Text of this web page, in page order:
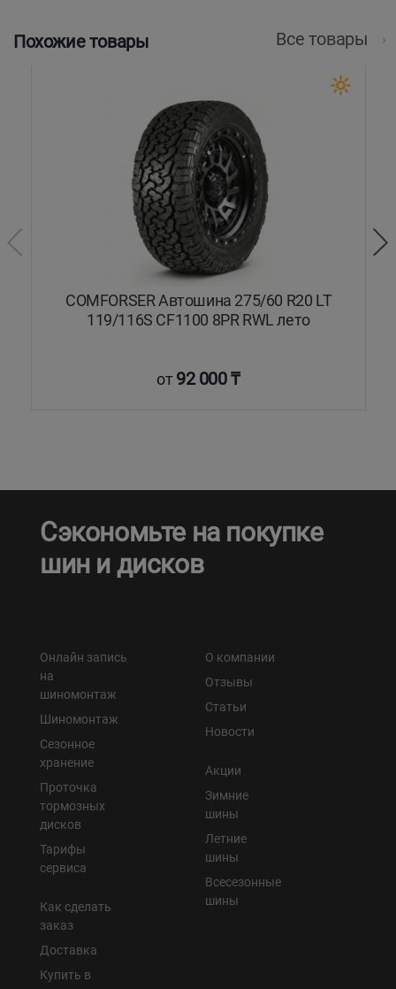
Похожие товары Все товары
COMFORSER Автошина 275/60 R20 LT
119/116S CF1100 8PR RWL лето
от92 000 ₸
Сэкономьте на покупке
шин и дисков
Онлайн запись
на
шиномонтаж
Шиномонтаж
Сезонное
хранение
Проточка
тормозных
дисков
Тарифы
сервиса
Как сделать
заказ
Доставка
Купить в
О компании
Отзывы
Статьи
Новости
Акции
Зимние
шины
Летние
шины
Всесезонные
шины